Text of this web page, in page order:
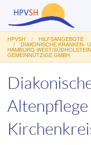
Über uns
Veranstaltungen
Service
Kontakt
HPVSH HILFSANGEBOTE
DIAKONISCHE KRANKEN-
HAMBURG-WEST/
GEMEINNÜTZIGE GMBH
Altenpflege